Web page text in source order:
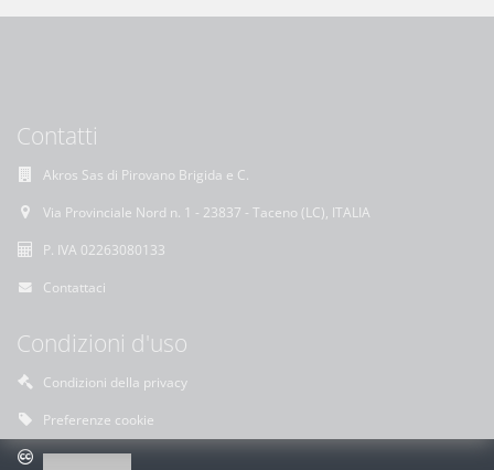
Contatti
Akros Sas di Pirovano Brigida e C.
Via Provinciale Nord n. 1 - 23837 - Taceno (LC), ITALIA
P. IVA 02263080133
Contattaci
Condizioni d'uso
Condizioni della privacy
Preferenze cookie